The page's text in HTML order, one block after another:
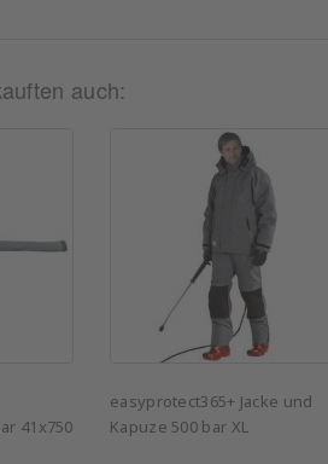
auch:
41x750
easyprotect365+ Jacke und
Kapuze 500 bar XL